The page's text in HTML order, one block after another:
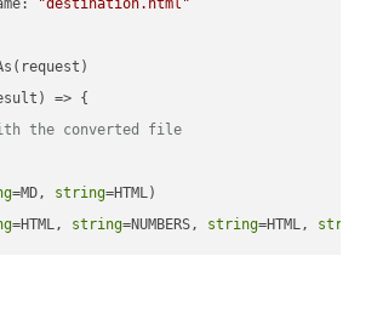
:
"destination.html"
) => {
the converted file
=MD, string=HTML)
=HTML, string=NUMBERS, string=HTML, string